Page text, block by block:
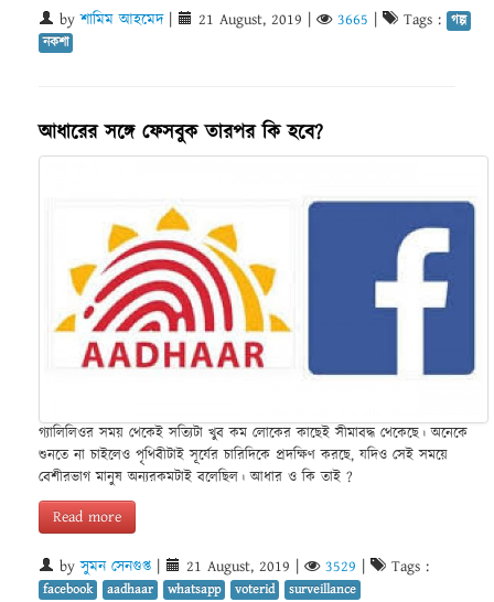
byশামিম আহমেদ| 21 August, 2019 3665 Tags : গল্প
নকশা
আধারের সঙ্গে ফেসবুক তারপর কি হবে?
গ্যালিলিওর সময় থেকেই সত্যিটা খুব কম লোকের কাছেই সীমাবদ্ধ থেকেছে। অনেকে
শুনতে না চাইলেও পৃথিবীটাই সূর্যের চারিদিকে প্রদক্ষিণ করছে, যদিও সেই সময়ে
বেশীরভাগ মানুষ অন্যরকমটাই বলেছিল। আধার ও কি তাই ?
Read more
byসুমন সেনগুপ্ত | 21 August, 2019 | 3529 | Tags :
facebook aadhaar whatsapp voterid surveillance